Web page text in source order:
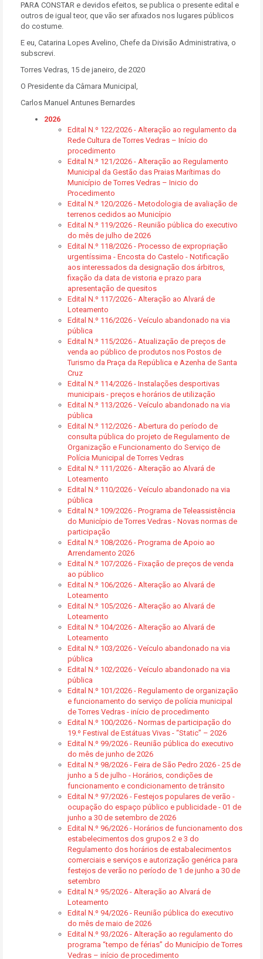
PARA CONSTAR e devidos efeitos, se publica o presente edital e
outros de igual teor, que vão ser afixados nos lugares públicos
do costume.
E eu, Catarina Lopes Avelino, Chefe da Divisão Administrativa, o
subscrevi.
Torres Vedras, 15 de janeiro, de 2020
O Presidente da Câmara Municipal,
Carlos Manuel Antunes Bernardes
2026
Edital N.º 122/2026 - Alteração ao regulamento da
Rede Cultura de Torres Vedras – Início do
procedimento
Edital N.º 121/2026 - Alteração ao Regulamento
Municipal da Gestão das Praias Marítimas do
Município de Torres Vedras – Inicio do
Procedimento
Edital N.º 120/2026 - Metodologia de avaliação de
terrenos cedidos ao Município
Edital N.º 119/2026 - Reunião pública do executivo
do mês de julho de 2026
Edital N.º 118/2026 - Processo de expropriação
urgentíssima - Encosta do Castelo - Notificação
aos interessados da designação dos árbitros,
fixação da data de vistoria e prazo para
apresentação de quesitos
Edital N.º 117/2026 - Alteração ao Alvará de
Loteamento
Edital N.º 116/2026 - Veículo abandonado na via
pública
Edital N.º 115/2026 - Atualização de preços de
venda ao público de produtos nos Postos de
Turismo da Praça da República e Azenha de Santa
Cruz
Edital N.º 114/2026 - Instalações desportivas
municipais - preços e horários de utilização
Edital N.º 113/2026 - Veículo abandonado na via
pública
Edital N.º 112/2026 - Abertura do período de
consulta pública do projeto de Regulamento de
Organização e Funcionamento do Serviço de
Polícia Municipal de Torres Vedras
Edital N.º 111/2026 - Alteração ao Alvará de
Loteamento
Edital N.º 110/2026 - Veículo abandonado na via
pública
Edital N.º 109/2026 - Programa de Teleassistência
do Município de Torres Vedras - Novas normas de
participação
Edital N.º 108/2026 - Programa de Apoio ao
Arrendamento 2026
Edital N.º 107/2026 - Fixação de preços de venda
ao público
Edital N.º 106/2026 - Alteração ao Alvará de
Loteamento
Edital N.º 105/2026 - Alteração ao Alvará de
Loteamento
Edital N.º 104/2026 - Alteração ao Alvará de
Loteamento
Edital N.º 103/2026 - Veículo abandonado na via
pública
Edital N.º 102/2026 - Veículo abandonado na via
pública
Edital N.º 101/2026 - Regulamento de organização
e funcionamento do serviço de polícia municipal
de Torres Vedras - início de procedimento
Edital N.º 100/2026 - Normas de participação do
19.º Festival de Estátuas Vivas - “Static” – 2026
Edital N.º 99/2026 - Reunião pública do executivo
do mês de junho de 2026
Edital N.º 98/2026 - Feira de São Pedro 2026 - 25 de
junho a 5 de julho - Horários, condições de
funcionamento e condicionamento de trânsito
Edital N.º 97/2026 - Festejos populares de verão -
ocupação do espaço público e publicidade - 01 de
junho a 30 de setembro de 2026
Edital N.º 96/2026 - Horários de funcionamento dos
estabelecimentos dos grupos 2 e 3 do
Regulamento dos horários de estabalecimentos
comerciais e serviços e autorização genérica para
festejos de verão no período de 1 de junho a 30 de
setembro
Edital N.º 95/2026 - Alteração ao Alvará de
Loteamento
Edital N.º 94/2026 - Reunião pública do executivo
do mês de maio de 2026
Edital N.º 93/2026 - Alteração ao regulamento do
programa “tempo de férias” do Município de Torres
Vedras – início de procedimento